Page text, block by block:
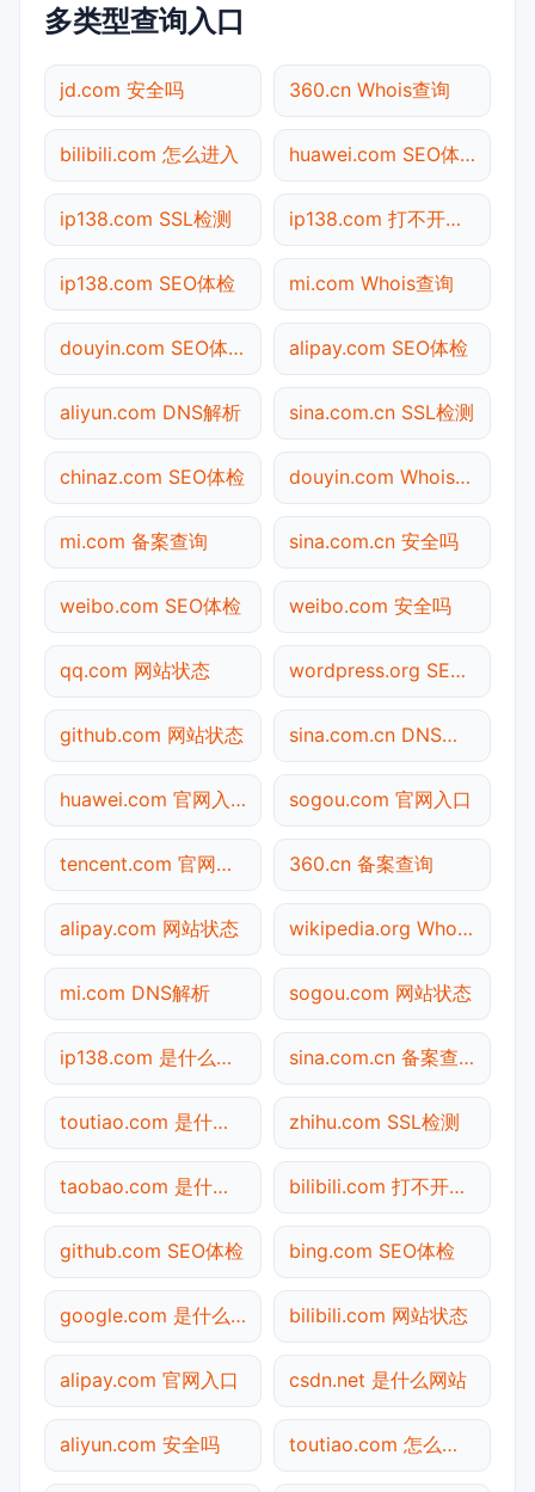
多类型查询入口
jd.com 安全吗 360.cn Whois查询
bilibili.com 怎么进入 huawei.com SEO体检
ip138.com SSL检测 ip138.com 打不开检测
ip138.com SEO体检 mi.com Whois查询
douyin.com SEO体检 alipay.com SEO体检
aliyun.com DNS解析 sina.com.cn SSL检测
chinaz.com SEO体检 douyin.com Whois查询
mi.com 备案查询 sina.com.cn 安全吗
weibo.com SEO体检 weibo.com 安全吗
qq.com 网站状态 wordpress.org SEO体检
github.com 网站状态 sina.com.cn DNS解析
huawei.com 官网入口 sogou.com 官网入口
tencent.com 官网入口 360.cn 备案查询
alipay.com 网站状态 wikipedia.org Whois查询
mi.com DNS解析 sogou.com 网站状态
ip138.com 是什么网站 sina.com.cn 备案查询
toutiao.com 是什么网站 zhihu.com SSL检测
taobao.com 是什么网站 bilibili.com 打不开检测
github.com SEO体检 bing.com SEO体检
google.com 是什么网站 bilibili.com 网站状态
alipay.com 官网入口 csdn.net 是什么网站
aliyun.com 安全吗 toutiao.com 怎么进入